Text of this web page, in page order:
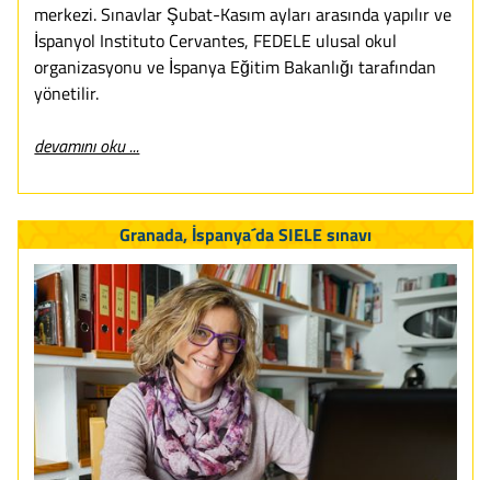
merkezi. Sınavlar Şubat-Kasım ayları arasında yapılır ve
İspanyol Instituto Cervantes, FEDELE ulusal okul
organizasyonu ve İspanya Eğitim Bakanlığı tarafından
yönetilir.
devamını oku ...
Granada, İspanya´da SIELE sınavı